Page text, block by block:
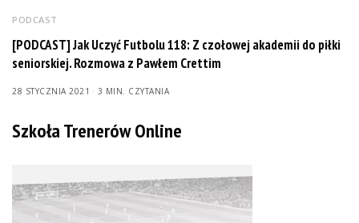
PODCAST
[PODCAST] Jak Uczyć Futbolu 118: Z czołowej akademii do piłki
seniorskiej. Rozmowa z Pawłem Crettim
28 STYCZNIA 2021 3 MIN. CZYTANIA
Szkoła Trenerów Online